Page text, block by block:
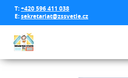
T:+420 596 411 038
E:sekretariat@zssvetle.cz